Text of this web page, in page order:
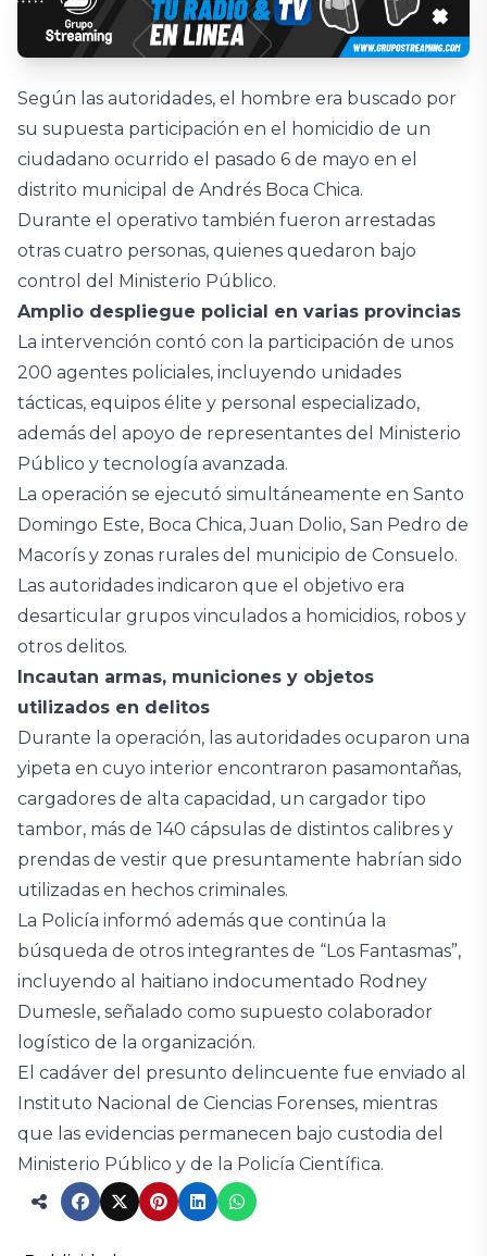
Según las autoridades, el hombre era buscado por
su supuesta participación en el homicidio de un
ciudadano ocurrido el pasado 6 de mayo en el
distrito municipal de Andrés Boca Chica.
Durante el operativo también fueron arrestadas
otras cuatro personas, quienes quedaron bajo
control del Ministerio Público.
Amplio despliegue policial en varias provincias
La intervención contó con la participación de unos
200 agentes policiales, incluyendo unidades
tácticas, equipos élite y personal especializado,
además del apoyo de representantes del Ministerio
Público y tecnología avanzada.
La operación se ejecutó simultáneamente en Santo
Domingo Este, Boca Chica, Juan Dolio, San Pedro de
Macorís y zonas rurales del municipio de Consuelo.
Las autoridades indicaron que el objetivo era
desarticular grupos vinculados a homicidios, robos y
otros delitos.
Incautan armas, municiones y objetos
utilizados en delitos
Durante la operación, las autoridades ocuparon una
yipeta en cuyo interior encontraron pasamontañas,
cargadores de alta capacidad, un cargador tipo
tambor, más de 140 cápsulas de distintos calibres y
prendas de vestir que presuntamente habrían sido
utilizadas en hechos criminales.
La Policía informó además que continúa la
búsqueda de otros integrantes de “Los Fantasmas”,
incluyendo al haitiano indocumentado Rodney
Dumesle, señalado como supuesto colaborador
logístico de la organización.
El cadáver del presunto delincuente fue enviado al
Instituto Nacional de Ciencias Forenses, mientras
que las evidencias permanecen bajo custodia del
Ministerio Público y de la Policía Científica.